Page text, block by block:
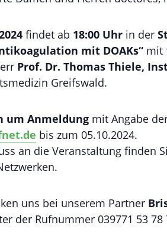
findet ab 18:00 Uhr in der
mit DOAKs“ mit
Prof. Dr. Thomas Thiele,
Greifswald.
um Anmeldung mit Angabe
bis zum 05.10.2024.
an die Veranstaltung finden
uns bei unserem Partner
der Rufnummer 039771 53